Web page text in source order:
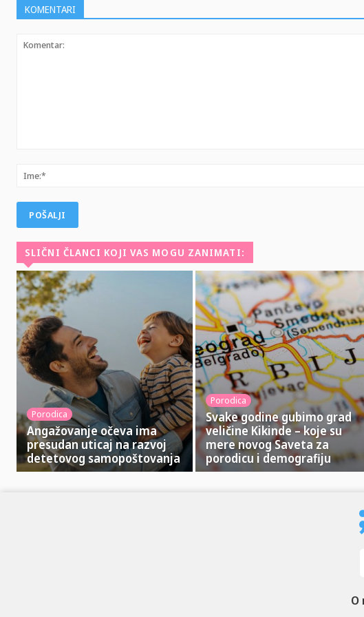
KOMENTARI
SLIČNI ČLANCI KOJI VAS MOGU ZANIMATI:
Porodica
Angažovanje očeva ima
presudan uticaj na razvoj
detetovog samopoštovanja
Porodica
Svake godine gubimo grad
veličine Kikinde – koje su
mere novog Saveta za
porodicu i demografiju
O